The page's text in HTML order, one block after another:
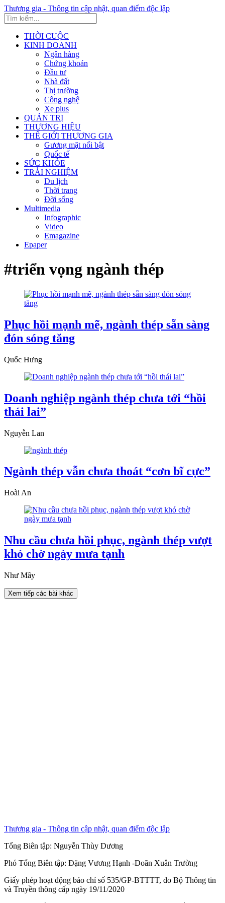
Thương gia - Thông tin cập nhật, quan điểm độc lập
THỜI CUỘC
KINH DOANH
Ngân hàng
Chứng khoán
Đầu tư
Nhà đất
Thị trường
Công nghệ
Xe plus
QUẢN TRỊ
THƯƠNG HIỆU
THẾ GIỚI THƯƠNG GIA
Gương mặt nổi bật
Quốc tế
SỨC KHỎE
TRẢI NGHIỆM
Du lịch
Thời trang
Đời sống
Multimedia
Infographic
Video
Emagazine
Epaper
#triển vọng ngành thép
Phục hồi mạnh mẽ, ngành thép sẵn sàng
đón sóng tăng
Quốc Hưng
Doanh nghiệp ngành thép chưa tới “hồi
thái lai”
Nguyễn Lan
Ngành thép vẫn chưa thoát “cơn bĩ cực”
Hoài An
Nhu cầu chưa hồi phục, ngành thép vượt
khó chờ ngày mưa tạnh
Như Mây
Xem tiếp các bài khác
Thương gia - Thông tin cập nhật, quan điểm độc lập
Tổng Biên tập: Nguyễn Thùy Dương
Phó Tổng Biên tập: Đặng Vương Hạnh -Doãn Xuân Trường
Giấy phép hoạt động báo chí số 535/GP-BTTTT, do Bộ Thông tin
và Truyền thông cấp ngày 19/11/2020